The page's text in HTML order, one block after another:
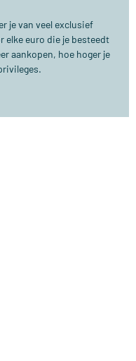
je van veel exclusief
elke euro die je besteedt
aankopen, hoe hoger je